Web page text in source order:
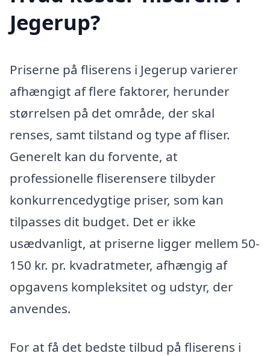
Jegerup?
Priserne på fliserens i Jegerup varierer
afhængigt af flere faktorer, herunder
størrelsen på det område, der skal
renses, samt tilstand og type af fliser.
Generelt kan du forvente, at
professionelle fliserensere tilbyder
konkurrencedygtige priser, som kan
tilpasses dit budget. Det er ikke
usædvanligt, at priserne ligger mellem 50-
150 kr. pr. kvadratmeter, afhængig af
opgavens kompleksitet og udstyr, der
anvendes.
For at få det bedste tilbud på fliserens i